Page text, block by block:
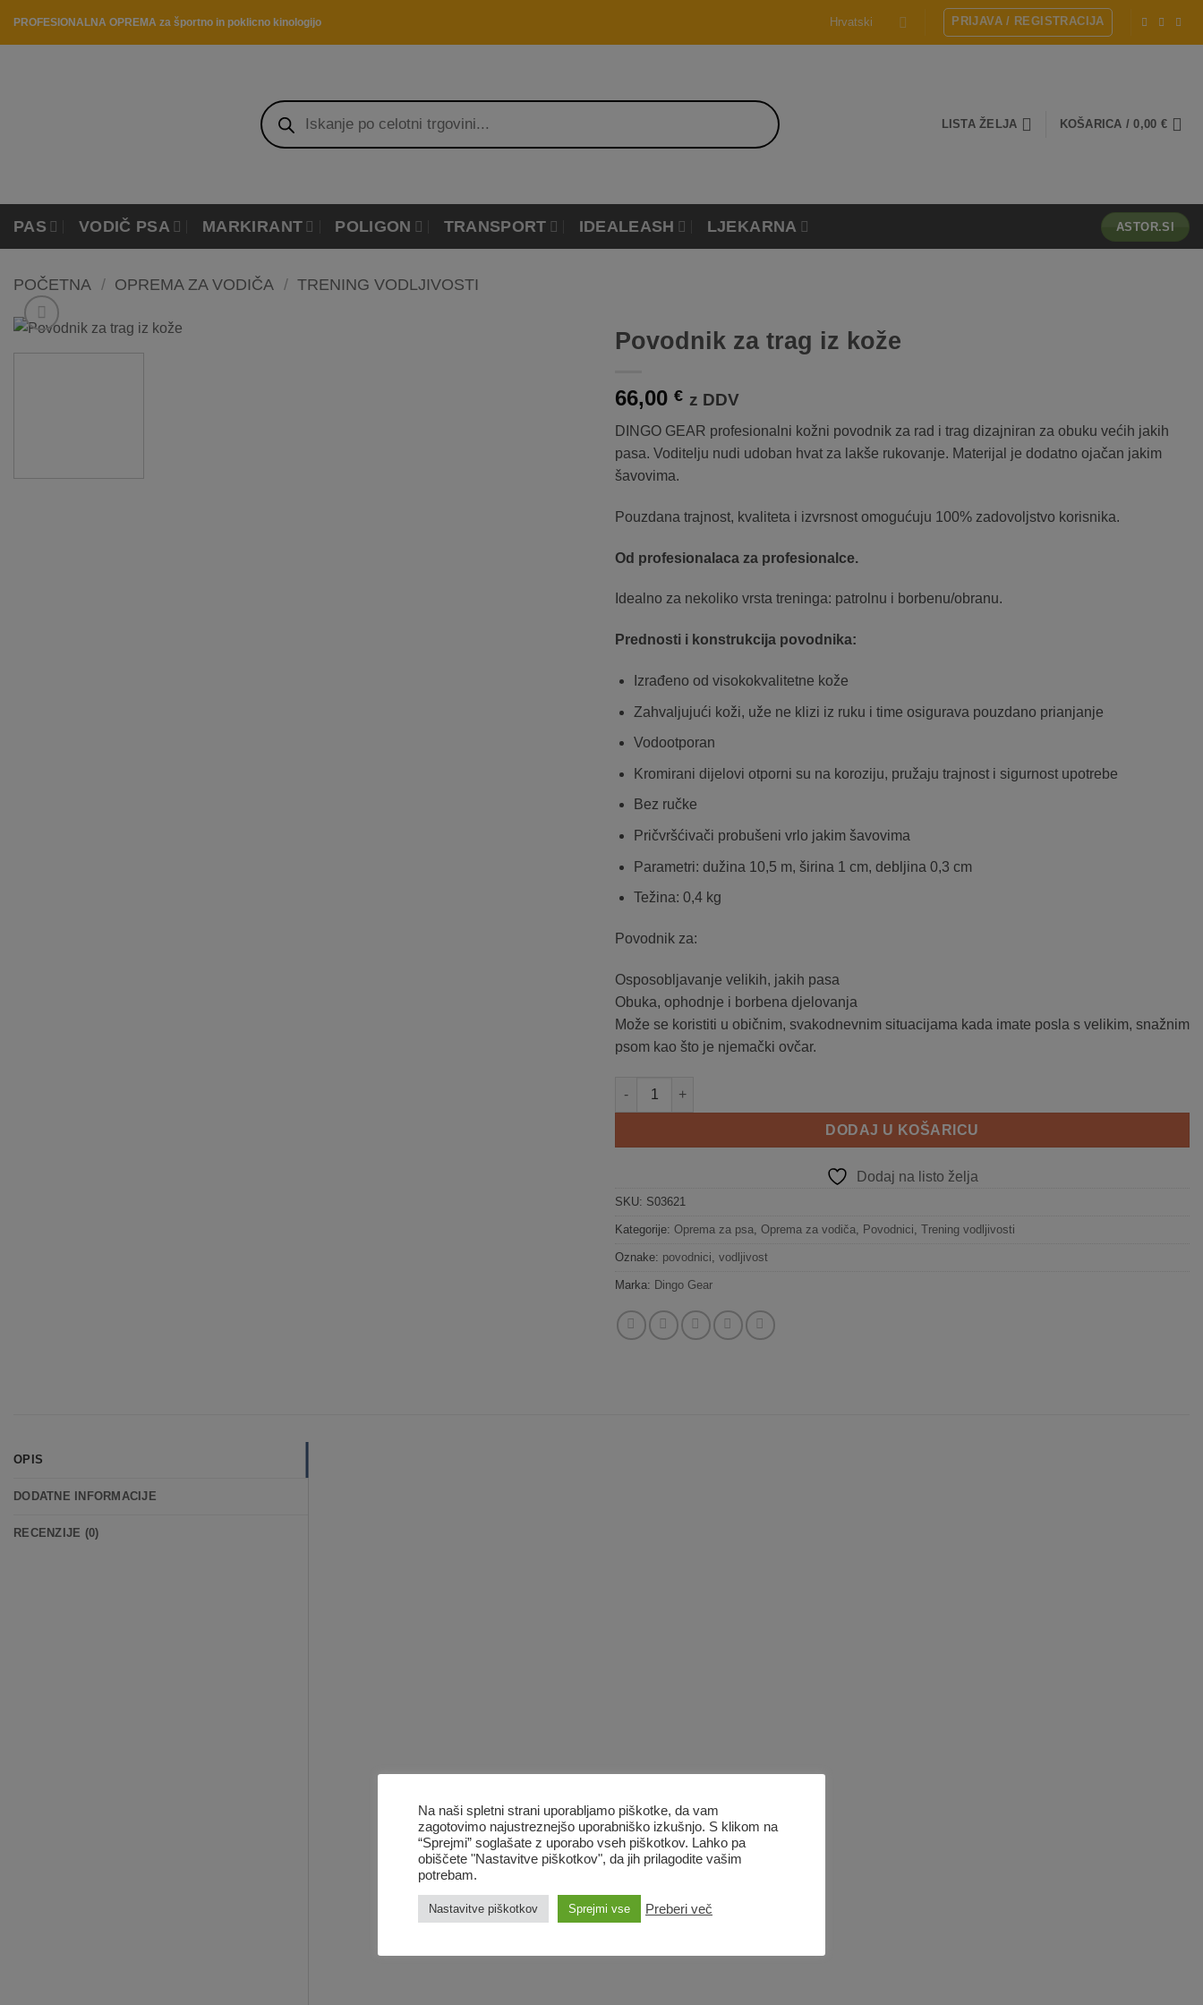
PROFESIONALNA OPREMA za športno in poklicno kinologijo Hrvatski PRIJAVA / REGISTRACIJA
Products
search
LISTA ŽELJA KOŠARICA /0,00 €
PAS VODIČ PSA MARKIRANT POLIGON TRANSPORT IDEALEASH LJEKARNA ASTOR.SI
POČETNA / OPREMA ZA VODIČA / TRENING VODLJIVOSTI
Povodnik za trag iz kože
66,00 € z DDV
DINGO GEAR profesionalni kožni povodnik za rad i trag dizajniran za obuku većih jakih
pasa. Voditelju nudi udoban hvat za lakše rukovanje. Materijal je dodatno ojačan jakim
šavovima.
Pouzdana trajnost, kvaliteta i izvrsnost omogućuju 100% zadovoljstvo korisnika.
Od profesionalaca za profesionalce.
Idealno za nekoliko vrsta treninga: patrolnu i borbenu/obranu.
Prednosti i konstrukcija povodnika:
Izrađeno od visokokvalitetne kože
Zahvaljujući koži, uže ne klizi iz ruku i time osigurava pouzdano prianjanje
Vodootporan
Kromirani dijelovi otporni su na koroziju, pružaju trajnost i sigurnost upotrebe
Bez ručke
Pričvršćivači probušeni vrlo jakim šavovima
Parametri: dužina 10,5 m, širina 1 cm, debljina 0,3 cm
Težina: 0,4 kg
Povodnik za:
Osposobljavanje velikih, jakih pasa
Obuka, ophodnje i borbena djelovanja
Može se koristiti u običnim, svakodnevnim situacijama kada imate posla s velikim, snažnim
psom kao što je njemački ovčar.
Povodnik za trag iz kože količina
DODAJ U KOŠARICU
Dodaj na listo želja
SKU: S03621
Kategorije: Oprema za psa, Oprema za vodiča, Povodnici, Trening vodljivosti
Oznake: povodnici, vodljivost
Marka: Dingo Gear
OPIS
DODATNE INFORMACIJE
RECENZIJE (0)
Na naši spletni strani uporabljamo piškotke, da vam
zagotovimo najustreznejšo uporabniško izkušnjo. S klikom na
“Sprejmi” soglašate z uporabo vseh piškotkov. Lahko pa
obiščete "Nastavitve piškotkov", da jih prilagodite vašim
potrebam.
Nastavitve piškotkov Sprejmi vse Preberi več